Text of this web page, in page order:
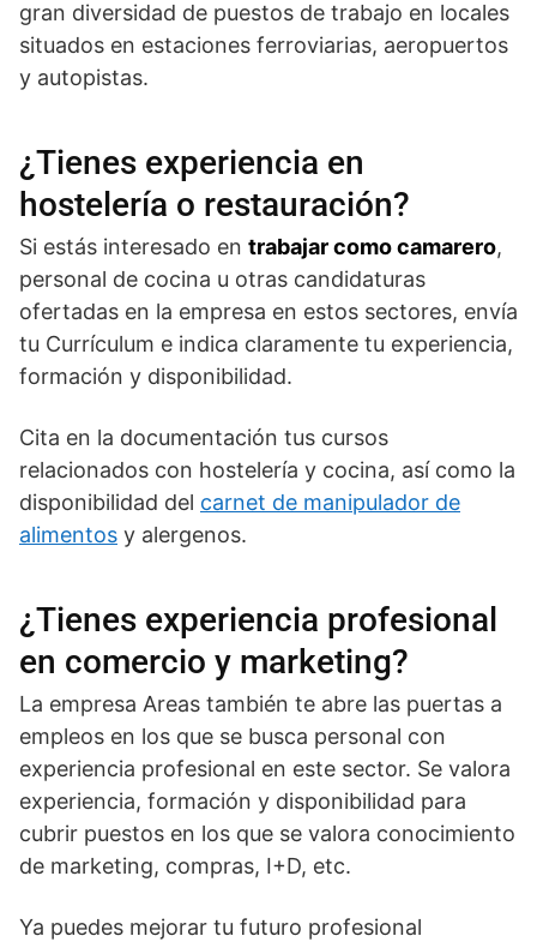
gran diversidad de puestos de trabajo en locales
situados en estaciones ferroviarias, aeropuertos
y autopistas.
¿Tienes experiencia en
hostelería o restauración?
Si estás interesado en trabajar como camarero,
personal de cocina u otras candidaturas
ofertadas en la empresa en estos sectores, envía
tu Currículum e indica claramente tu experiencia,
formación y disponibilidad.
Cita en la documentación tus cursos
relacionados con hostelería y cocina, así como la
disponibilidad del carnet de manipulador de
alimentos y alergenos.
¿Tienes experiencia profesional
en comercio y marketing?
La empresa Areas también te abre las puertas a
empleos en los que se busca personal con
experiencia profesional en este sector. Se valora
experiencia, formación y disponibilidad para
cubrir puestos en los que se valora conocimiento
de marketing, compras, I+D, etc.
Ya puedes mejorar tu futuro profesional